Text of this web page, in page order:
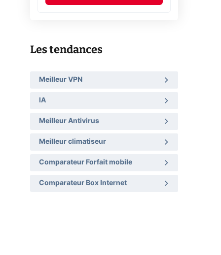
Les tendances
Meilleur VPN
IA
Meilleur Antivirus
Meilleur climatiseur
Comparateur Forfait mobile
Comparateur Box Internet